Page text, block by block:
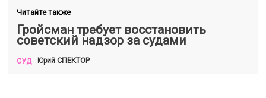
Читайте также
Гройсман требует восстановить
советский надзор за судами
СУД Юрий СПЕКТОР